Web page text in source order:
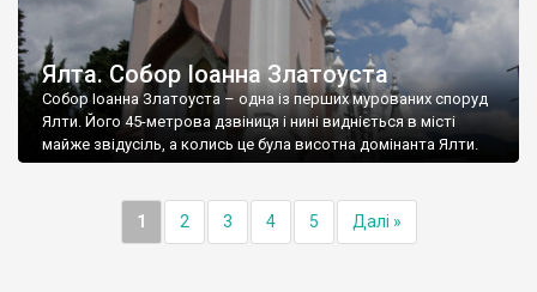
Ялта. Собор Іоанна Златоуста
Собор Іоанна Златоуста – одна із перших мурованих споруд
Ялти. Його 45-метрова дзвіниця і нині видніється в місті
майже звідусіль, а колись це була висотна домінанта Ялти.
1 2 3 4 5 Далі »